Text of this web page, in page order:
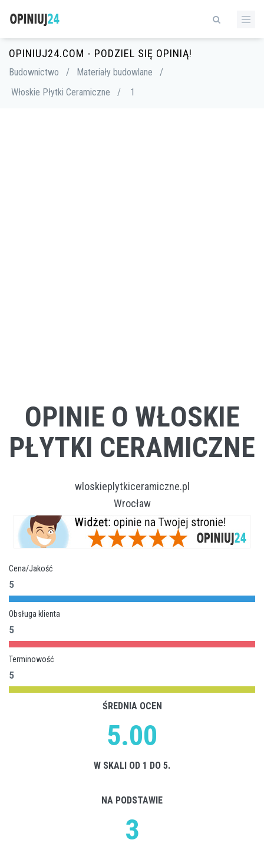
OPINIUJ24.COM - PODZIEL SIĘ OPINIĄ!
Budownictwo / Materiały budowlane
/
Włoskie Płytki Ceramiczne
/ 1
OPINIE O WŁOSKIE
PŁYTKI CERAMICZNE
wloskieplytkiceramiczne.pl
Wrocław
Cena/Jakość
5
Obsługa klienta
5
Terminowość
5
ŚREDNIA OCEN
5.00
W SKALI OD 1 DO 5.
NA PODSTAWIE
3